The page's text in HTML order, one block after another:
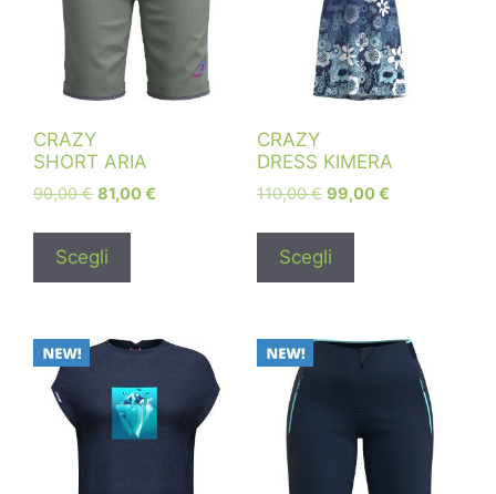
CRAZY
SHORT ARIA
90,00€ 81,00€
Scegli
CRAZY
DRESS KIMERA
110,00€ 99,00€
Scegli